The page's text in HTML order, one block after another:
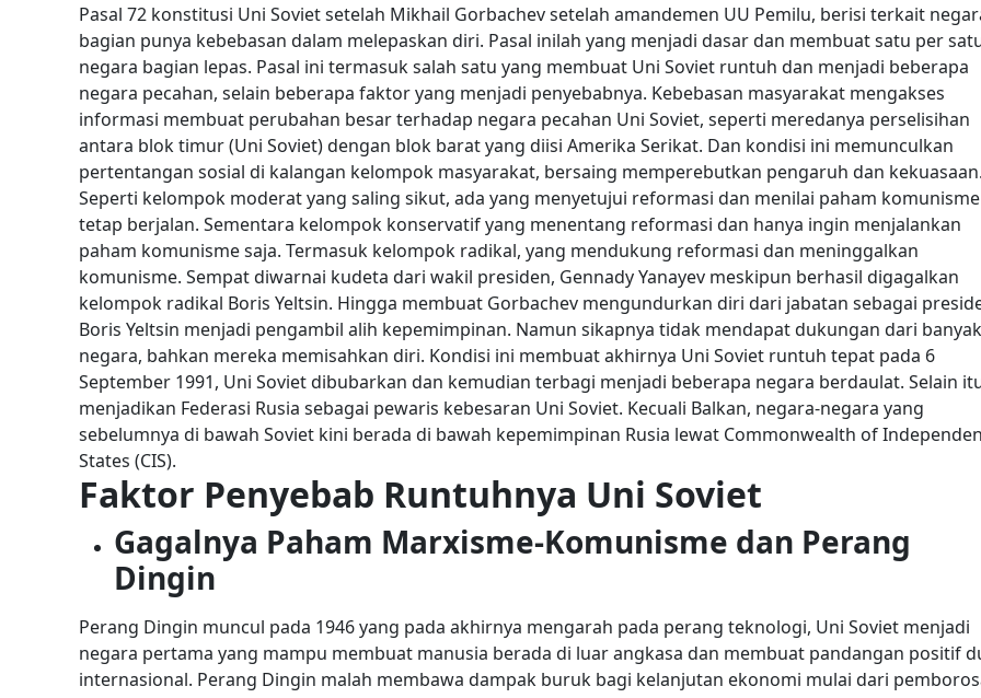
Pasal 72 konstitusi Uni Soviet setelah Mikhail Gorbachev setelah amandemen UU Pemilu, berisi terkait
bagian punya kebebasan dalam melepaskan diri. Pasal inilah yang menjadi dasar dan membuat satu per
negara bagian lepas. Pasal ini termasuk salah satu yang membuat Uni Soviet runtuh dan menjadi beberapa
negara pecahan, selain beberapa faktor yang menjadi penyebabnya. Kebebasan masyarakat mengakses
informasi membuat perubahan besar terhadap negara pecahan Uni Soviet, seperti meredanya perselisihan
antara blok timur (Uni Soviet) dengan blok barat yang diisi Amerika Serikat. Dan kondisi ini memunculkan
pertentangan sosial di kalangan kelompok masyarakat, bersaing memperebutkan pengaruh dan kekuasaan.
Seperti kelompok moderat yang saling sikut, ada yang menyetujui reformasi dan menilai paham komunisme
tetap berjalan. Sementara kelompok konservatif yang menentang reformasi dan hanya ingin menjalankan
paham komunisme saja. Termasuk kelompok radikal, yang mendukung reformasi dan meninggalkan
komunisme. Sempat diwarnai kudeta dari wakil presiden, Gennady Yanayev meskipun berhasil digagalkan
kelompok radikal Boris Yeltsin. Hingga membuat Gorbachev mengundurkan diri dari jabatan sebagai
Boris Yeltsin menjadi pengambil alih kepemimpinan. Namun sikapnya tidak mendapat dukungan dari banyak
negara, bahkan mereka memisahkan diri. Kondisi ini membuat akhirnya Uni Soviet runtuh tepat pada 6
September 1991, Uni Soviet dibubarkan dan kemudian terbagi menjadi beberapa negara berdaulat. Selain
menjadikan Federasi Rusia sebagai pewaris kebesaran Uni Soviet. Kecuali Balkan, negara-negara yang
sebelumnya di bawah Soviet kini berada di bawah kepemimpinan Rusia lewat Commonwealth of
States (CIS).
Faktor Penyebab Runtuhnya Uni Soviet
Gagalnya Paham Marxisme-Komunisme dan Perang
Dingin
Perang Dingin muncul pada 1946 yang pada akhirnya mengarah pada perang teknologi, Uni Soviet menjadi
negara pertama yang mampu membuat manusia berada di luar angkasa dan membuat pandangan positif
internasional. Perang Dingin malah membawa dampak buruk bagi kelanjutan ekonomi mulai dari